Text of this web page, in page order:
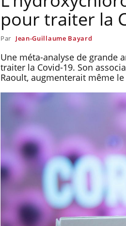
pour traiter la
Par Jean-Guillaume Bayard
Une méta-analyse de grande
traiter la Covid-19. Son
Raoult, augmenterait même